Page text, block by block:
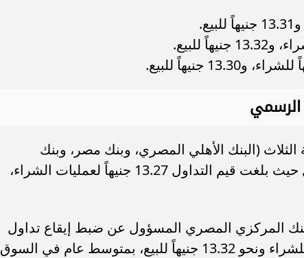
(البنك الأهلي المصري، وبنك مصر، وبنك
القاهرة)، تطابقت الأرقام المسجلة بالكامل حيث بلغت قيم التداول 13.27 جنيهاً لعمليات الشراء،
المركزي المصري المسؤول عن ضبط إيقاع تداول
النقد الأجنبي، فقد استقر عند 13.28 جنيهاً للشراء ونحو 13.32 جنيهاً للبيع، بمتوسط عام في السوق